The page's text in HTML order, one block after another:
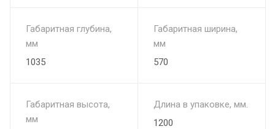
Габаритная глубина,
мм
1035
Габаритная ширина,
мм
570
Габаритная высота,
мм
Длина в упаковке, мм.
1200